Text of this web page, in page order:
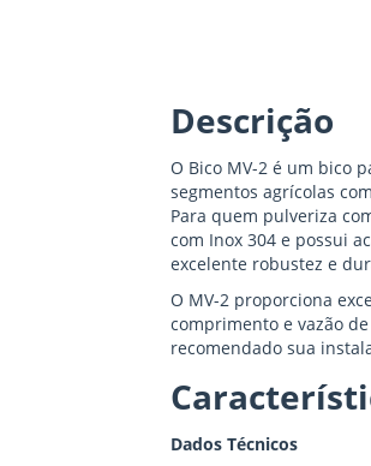
Descrição
O Bico MV-2 é um bico
segmentos agrícolas
Para quem pulveriza
com Inox 304 e possui
excelente robustez e
O MV-2 proporciona
comprimento e vazão
recomendado sua
Dados Técnicos